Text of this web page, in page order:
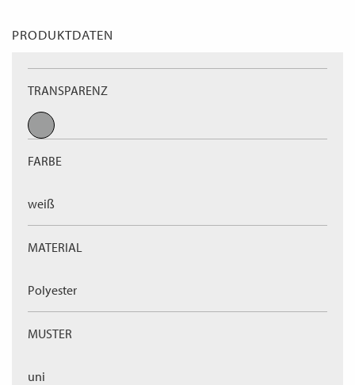
PRODUKTDATEN
TRANSPARENZ
FARBE
weiß
MATERIAL
Polyester
MUSTER
uni